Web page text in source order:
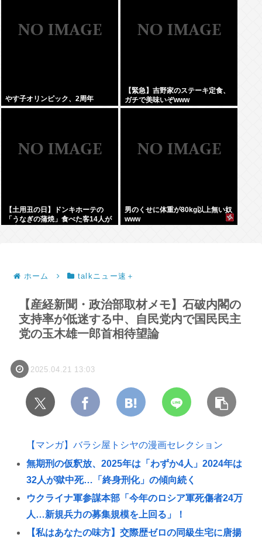
やす子オリンピック、2周年
【緊急】吉野家のステーキ定食、
ガチで美味いぞwww
【土用丑の日】ドンキホーテの
「うなぎの蒲焼」食べた客14人が
男のくせに体重が80kg以上無い奴
www
ホーム talkニュー速＋
【産経新聞・政治部取材メモ】石破内閣の
支持率が低迷する中、自民党内で国民民主
党の玉木雄一郎首相待望論
2025.04.21 13:03
【マンガ】バラシ屋トシヤの漫画セレクション
無期刑の仮釈放、2025年は「わずか4人」2024年は
32人が獄中死…「終身刑化」の傾向続く
ウクライナ軍参謀本部「今年のロシア軍死傷者24万
人…新規兵力の募集規模を上回る」！
【私はあなたの味方】交際歴ゼロの同級生宅に唐揚